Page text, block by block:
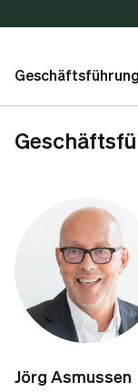
Geschäftsführung
Leiter/-innen
Jörg Asmussen